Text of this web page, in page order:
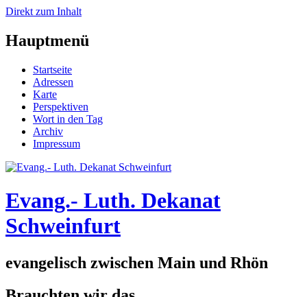
Direkt zum Inhalt
Hauptmenü
Startseite
Adressen
Karte
Perspektiven
Wort in den Tag
Archiv
Impressum
Evang.- Luth. Dekanat
Schweinfurt
evangelisch zwischen Main und Rhön